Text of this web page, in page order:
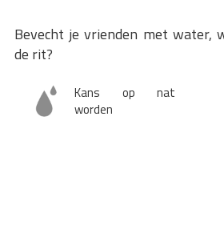
Bevecht je vrienden met water,
de rit?
Kans op nat
worden